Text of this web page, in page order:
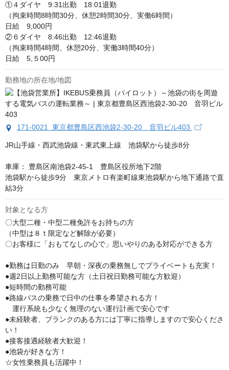
①４ダイヤ　9:31出勤　18:01退勤
（拘束時間8時間30分、休憩2時間30分、実働6時間）
日給　9,000円
②６ダイヤ　8:46出勤　12:46退勤
（拘束時間4時間、休憩20分、実働3時間40分）
日給　5,５00円
勤務地の所在地/地図
171-0021 東京都豊島区西池袋2-30-20 音羽ビル403
JR山手線・西武池袋線・東武東上線　池袋駅から徒歩8分
車庫： 豊島区南池袋2-45-1　豊島区役所地下2階
池袋駅から徒歩9分　東京メトロ有楽町線東池袋駅から地下通路で直
結3分
対象となる方
〇大型二種・中型二種免許をお持ちの方
（中型は８ｔ限定など解除が必要）
〇お客様に「おもてなしの心で」思いやりのある対応ができる方
●勤務は日勤のみ　早朝・深夜の乗務無しでプライベートも充実！
●週2日以上勤務可能な方（土日祝日勤務可能な方歓迎）
●短時間の勤務可能
●路線バスの乗務で日中の仕事を希望される方！
運行系統も少なく無理のない運行計画で安心です
●未経験者、ブランクのある方には丁寧に指導しますので安心くださ
い！
●接客接遇経験者大歓迎！
●池袋が好きな方！
☆女性乗務員も活躍中！